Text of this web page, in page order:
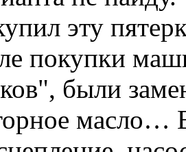
эту
покупки
были
масло…